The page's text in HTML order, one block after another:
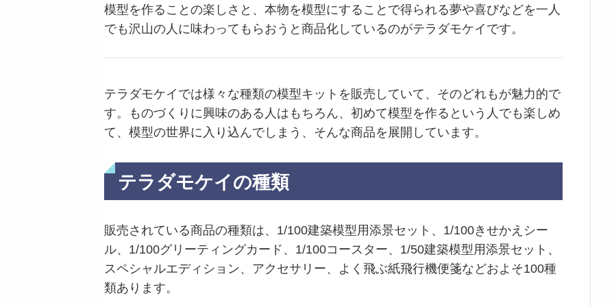
模型を作ることの楽しさと、本物を模型にすることで得られる夢や喜びなどを一人
でも沢山の人に味わってもらおうと商品化しているのがテラダモケイです。
テラダモケイでは様々な種類の模型キットを販売していて、そのどれもが魅力的で
す。ものづくりに興味のある人はもちろん、初めて模型を作るという人でも楽しめ
て、模型の世界に入り込んでしまう、そんな商品を展開しています。
テラダモケイの種類
販売されている商品の種類は、1/100建築模型用添景セット、1/100きせかえシー
ル、1/100グリーティングカード、1/100コースター、1/50建築模型用添景セット、
スペシャルエディション、アクセサリー、よく飛ぶ紙飛行機便箋などおよそ100種
類あります。